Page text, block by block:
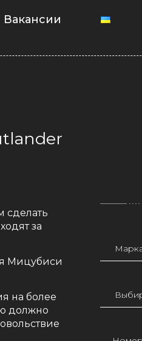
Вакансии
сделать
за
Мицубиси
на более
должно